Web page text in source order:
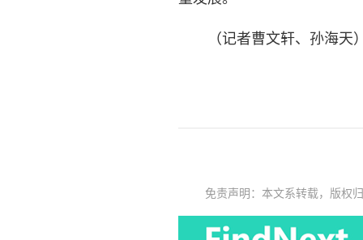
（记者曹文轩、孙海天
免责声明：本文系转载，版权